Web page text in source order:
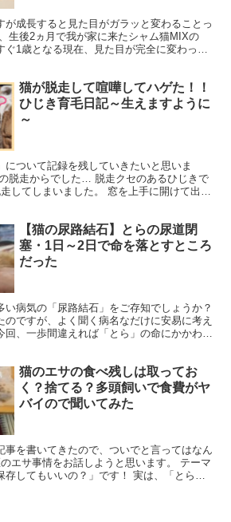
が成長すると見た目がガラッと変わることっ
生後2ヵ月で我が家に来たシャム猫MIXの
ぐ1歳となる現在、見た目が完全に変わって
猫が脱走して喧嘩してハゲた！！
ひじき育毛日記～生えますように
～
について記録を残していきたいと思いま
脱走からでした… 脱走クセのあるひじきで
してしまいました。 窓を上手に開けて出て
【猫の尿路結石】とらの尿道閉
塞・1日～2日で命を落とすところ
だった
い病気の「尿路結石」をご存知でしょうか？
のですが、よく聞く病名なだけに安易に考え
回、一歩間違えれば「とら」の命にかかわる
猫のエサの食べ残しは取ってお
く？捨てる？多頭飼いで食費がヤ
バイので聞いてみた
事を書いてきたので、ついでと言ってはなん
エサ事情をお話しようと思います。 テーマ
してもいいの？」です！ 実は、「とら（4